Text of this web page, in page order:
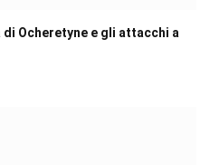
Ocheretyne e gli attacchi a